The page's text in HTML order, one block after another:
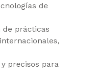
de
prácticas
precisos para